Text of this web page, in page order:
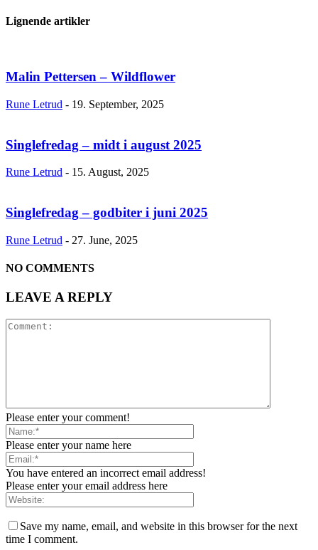
Lignende artikler
Malin Pettersen – Wildflower
Rune Letrud - 19. September, 2025
Singlefredag – midt i august 2025
Rune Letrud - 15. August, 2025
Singlefredag – godbiter i juni 2025
Rune Letrud - 27. June, 2025
NO COMMENTS
LEAVE A REPLY
Please enter your comment!
Please enter your name here
You have entered an incorrect email address!
Please enter your email address here
Save my name, email, and website in this browser for the next
time I comment.